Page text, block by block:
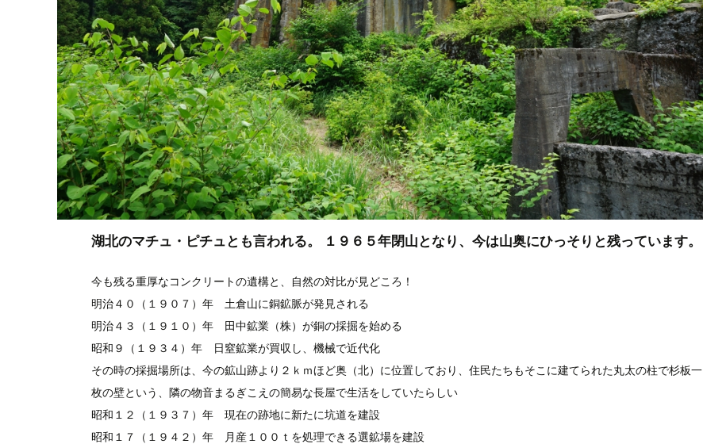
湖北のマチュ・ピチュとも言われる。 １９６５年閉山となり、今は山奥にひっそりと残っています。
今も残る重厚なコンクリートの遺構と、自然の対比が見どころ！
明治４０（１９０７）年 土倉山に銅鉱脈が発見される
明治４３（１９１０）年 田中鉱業（株）が銅の採掘を始める
昭和９（１９３４）年 日窒鉱業が買収し、機械で近代化
その時の採掘場所は、今の鉱山跡より２ｋｍほど奥（北）に位置しており、住民たちもそこに建てられた丸太の柱で杉板一
枚の壁という、隣の物音まるぎこえの簡易な長屋で生活をしていたらしい
昭和１２（１９３７）年 現在の跡地に新たに坑道を建設
昭和１７（１９４２）年 月産１００ｔを処理できる選鉱場を建設